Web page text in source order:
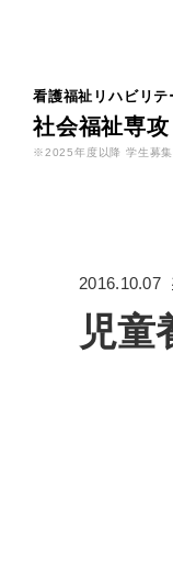
看護福祉リハビリテ
社会福祉専攻
※2025年度以降 学生募集
2016.10.07
児童